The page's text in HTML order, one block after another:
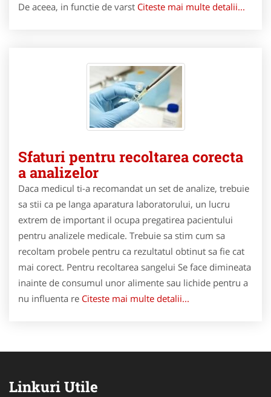
De aceea, in functie de varst Citeste mai multe detalii...
Sfaturi pentru recoltarea corecta
a analizelor
Daca medicul ti-a recomandat un set de analize, trebuie
sa stii ca pe langa aparatura laboratorului, un lucru
extrem de important il ocupa pregatirea pacientului
pentru analizele medicale. Trebuie sa stim cum sa
recoltam probele pentru ca rezultatul obtinut sa fie cat
mai corect. Pentru recoltarea sangelui Se face dimineata
inainte de consumul unor alimente sau lichide pentru a
nu influenta re Citeste mai multe detalii...
Linkuri Utile